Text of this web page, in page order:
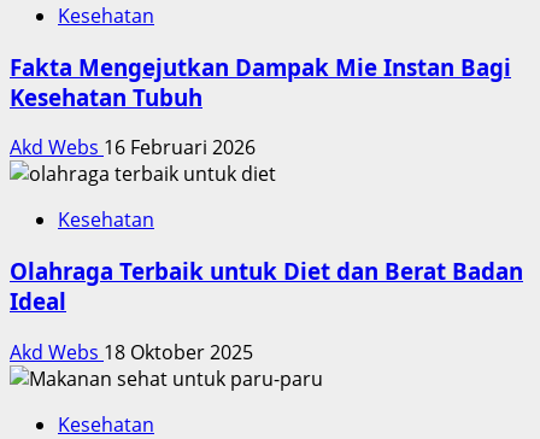
Kesehatan
Fakta Mengejutkan Dampak Mie Instan Bagi
Kesehatan Tubuh
Akd Webs 16 Februari 2026
Kesehatan
Olahraga Terbaik untuk Diet dan Berat Badan
Ideal
Akd Webs 18 Oktober 2025
Kesehatan